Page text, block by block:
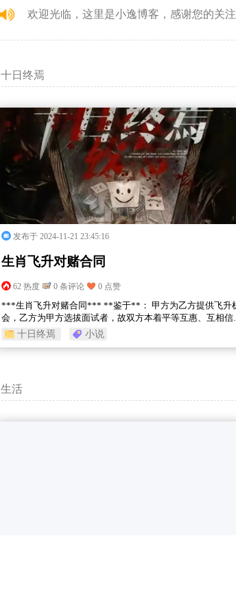
欢迎光临，这里是小逸博客，感谢您的关注
十日终焉
发布于 2024-11-21 23:45:16
生肖飞升对赌合同
62 热度 0 条评论 0 点赞
***生肖飞升对赌合同*** **鉴于**： 甲方为乙方提供飞升机
会，乙方为甲方选拔面试者，故双方本着平等互惠、互相信
赖、生死无悔原则，经甲乙双方友
十日终焉 小说
生活